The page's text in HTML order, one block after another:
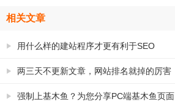
相关文章
用什么样的建站程序才更有利于SEO
两三天不更新文章，网站排名就掉的厉害
强制上基木鱼？为您分享PC端基木鱼页面